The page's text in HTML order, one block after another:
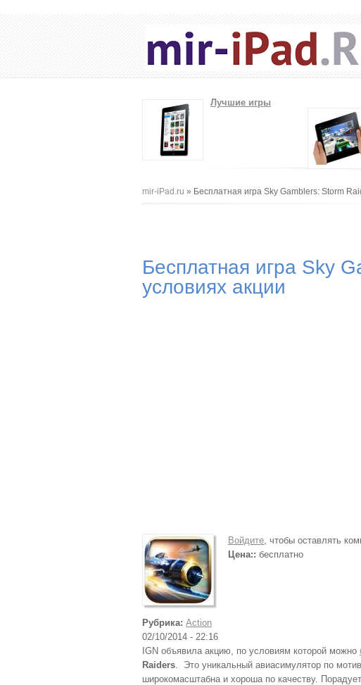
Лучшие игры
Вы здесь
mir-iPad.ru » Бесплатная игра Sky Gamblers: Storm
Бесплатная игра Sky
условиях акции
Войдите, чтобы оставлять
Цена:: бесплатно
Рубрика: Action
02/10/2014 - 22:16
IGN объявила акцию, по условиям которой можно
Raiders. Это уникальный авиасимулятор по
широкомасштабна и хороша по качеству.